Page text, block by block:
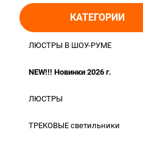
КАТЕГОРИИ
ЛЮСТРЫ В ШОУ-РУМЕ
NEW!!! Новинки 2026 г.
ЛЮСТРЫ
ТРЕКОВЫЕ светильники